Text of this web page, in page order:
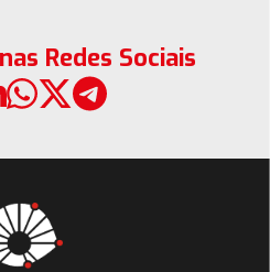
Redes Sociais